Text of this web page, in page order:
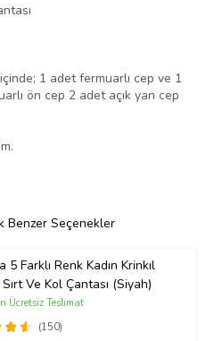
1 adet fermuarlı cep ve 1
ön cep 2 adet açık yan cep
Benzer Seçenekler
Renk Kadın Krinkıl
Kumaş Sırt Ve Kol Çantası (Siyah)
(150)
Ücretsiz Teslimat